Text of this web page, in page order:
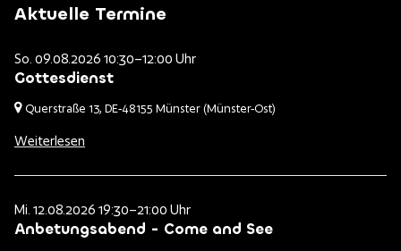
Aktuelle Termine
So. 09.08.2026 10:30–12:00 Uhr
Gottesdienst
Querstraße 13, DE-48155 Münster (Münster-Ost)
Weiterlesen
Mi. 12.08.2026 19:30–21:00 Uhr
Anbetungsabend - Come and See